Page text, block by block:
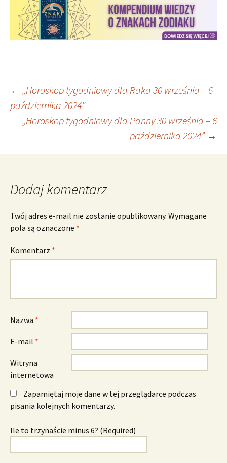
Nawigacja
wpisu
← „Horoskop tygodniowy dla Raka 30 września – 6
października 2024”
„Horoskop tygodniowy dla Panny 30 września – 6
października 2024” →
Dodaj komentarz
Twój adres e-mail nie zostanie opublikowany. Wymagane
pola są oznaczone *
Komentarz *
Nazwa *
E-mail *
Witryna
internetowa
Zapamiętaj moje dane w tej przeglądarce podczas
pisania kolejnych komentarzy.
Ile to trzynaście minus 6? (Required)